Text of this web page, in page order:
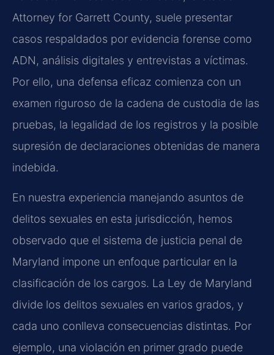
Attorney for Garrett County, suele presentar
casos respaldados por evidencia forense como
ADN, análisis digitales y entrevistas a víctimas.
Por ello, una defensa eficaz comienza con un
examen riguroso de la cadena de custodia de las
pruebas, la legalidad de los registros y la posible
supresión de declaraciones obtenidas de manera
indebida.
En nuestra experiencia manejando asuntos de
delitos sexuales en esta jurisdicción, hemos
observado que el sistema de justicia penal de
Maryland impone un enfoque particular en la
clasificación de los cargos. La Ley de Maryland
divide los delitos sexuales en varios grados, y
cada uno conlleva consecuencias distintas. Por
ejemplo, una violación en primer grado puede